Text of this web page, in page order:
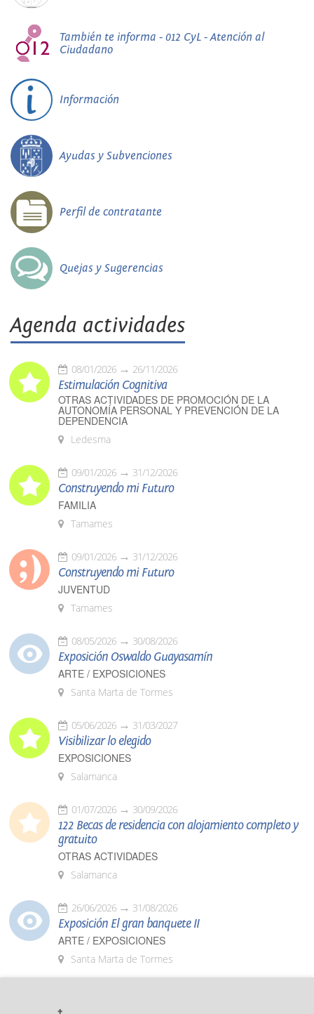
También te informa - 012 CyL - Atención al
Ciudadano
Información
Ayudas y Subvenciones
Perfil de contratante
Quejas y Sugerencias
Agenda actividades
08/01/2026 26/11/2026
Estimulación Cognitiva
OTRAS ACTIVIDADES DE PROMOCIÓN DE LA
AUTONOMÍA PERSONAL Y PREVENCIÓN DE LA
DEPENDENCIA
Ledesma
09/01/2026 31/12/2026
Construyendo mi Futuro
FAMILIA
Tamames
09/01/2026 31/12/2026
Construyendo mi Futuro
JUVENTUD
Tamames
08/05/2026 30/08/2026
Exposición Oswaldo Guayasamín
ARTE / EXPOSICIONES
Santa Marta de Tormes
05/06/2026 31/03/2027
Visibilizar lo elegido
EXPOSICIONES
Salamanca
01/07/2026 30/09/2026
122 Becas de residencia con alojamiento completo y
gratuito
OTRAS ACTIVIDADES
Salamanca
26/06/2026 31/08/2026
Exposición El gran banquete II
ARTE / EXPOSICIONES
Santa Marta de Tormes